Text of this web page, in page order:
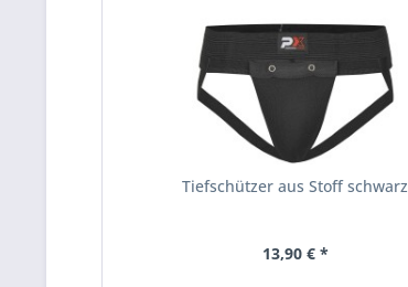
Tiefschützer aus Stoff schwarz
13,90 € *